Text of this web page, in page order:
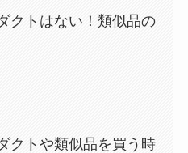
クトはない！類似品の
クトや類似品を買う時